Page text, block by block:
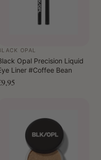
OPAL
Opal Precision Liquid
Liner #Coffee Bean